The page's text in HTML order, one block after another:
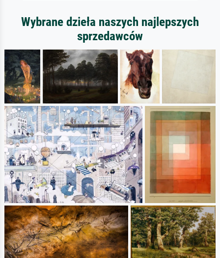
Wybrane dzieła naszych najlepszych
sprzedawców